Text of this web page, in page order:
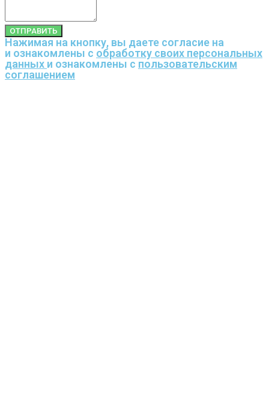
ОТПРАВИТЬ
Нажимая на кнопку, вы даете согласие на
и ознакомлены с обработку своих персональных
данных и ознакомлены с пользовательским
соглашением